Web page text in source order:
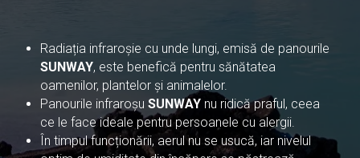
Radiația infraroșie cu unde lungi, emisă de panourile
SUNWAY, este benefică pentru sănătatea
oamenilor, plantelor și animalelor.
Panourile infraroșu SUNWAY nu ridică praful, ceea
ce le face ideale pentru persoanele cu alergii.
În timpul funcționării, aerul nu se usucă, iar nivelul